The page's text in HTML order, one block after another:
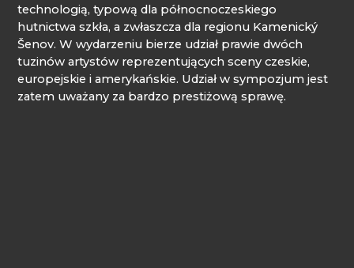
technologią, typową dla północnoczeskiego
hutnictwa szkła, a zwłaszcza dla regionu Kamenický
Šenov. W wydarzeniu bierze udział prawie dwóch
tuzinów artystów reprezentujących sceny czeskie,
europejskie i amerykańskie. Udział w sympozjum jest
zatem uważany za bardzo prestiżową sprawę.